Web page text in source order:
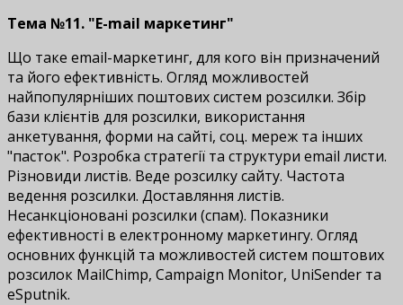
Тема №11. "E-mail маркетинг"
Що таке email-маркетинг, для кого він призначений
та його ефективність. Огляд можливостей
найпопулярніших поштових систем розсилки. Збір
бази клієнтів для розсилки, використання
анкетування, форми на сайті, соц. мереж та інших
"пасток". Розробка стратегії та структури email листи.
Різновиди листів. Веде розсилку сайту. Частота
ведення розсилки. Доставляння листів.
Несанкціоновані розсилки (спам). Показники
ефективності в електронному маркетингу. Огляд
основних функцій та можливостей систем поштових
розсилок MailChimp, Campaign Monitor, UniSender та
eSputnik.